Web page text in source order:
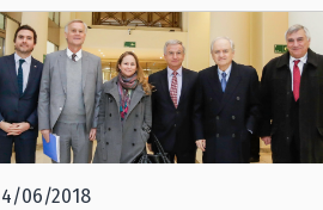
4/06/2018